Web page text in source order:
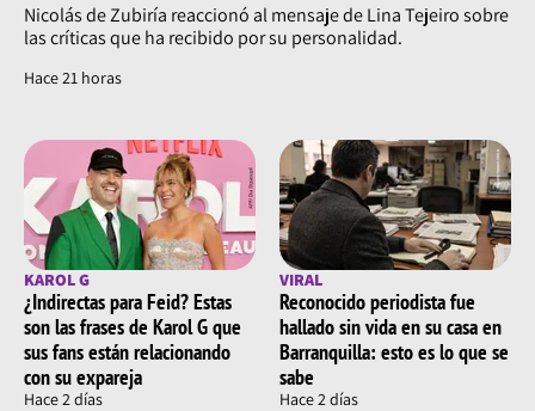
Nicolás de Zubiría reaccionó al mensaje de Lina Tejeiro sobre
las críticas que ha recibido por su personalidad.
Hace 21 horas
KAROL G
¿Indirectas para Feid? Estas
son las frases de Karol G que
sus fans están relacionando
con su expareja
Hace 2 días
VIRAL
Reconocido periodista fue
hallado sin vida en su casa en
Barranquilla: esto es lo que se
sabe
Hace 2 días